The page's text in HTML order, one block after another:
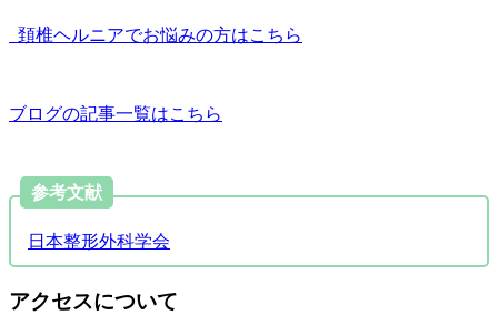
頚椎ヘルニアでお悩みの方はこちら
ブログの記事一覧はこちら
参考文献
日本整形外科学会
アクセスについて